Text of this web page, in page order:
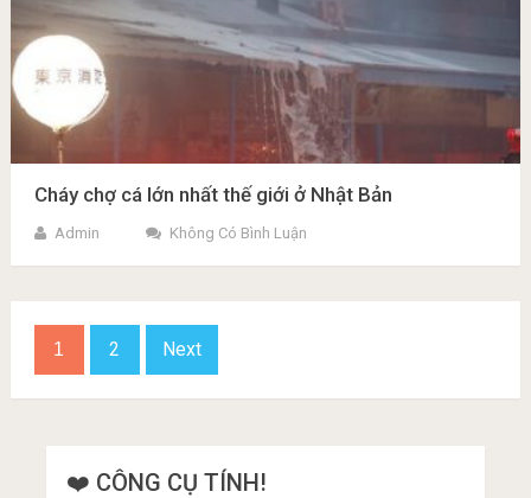
Cháy chợ cá lớn nhất thế giới ở Nhật Bản
Admin Không Có Bình Luận
Phân
trang
bài
viết
1 2 Next
❤️ CÔNG CỤ TÍNH!